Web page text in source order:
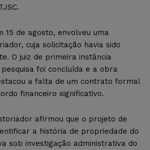
15 de agosto, envolveu uma
cuja solicitação havia sido
O juiz de primeira instância
foi concluída e a obra
a falta de um contrato formal
financeiro significativo.
afirmou que o projeto de
a história de propriedade do
sob investigação administrativa do